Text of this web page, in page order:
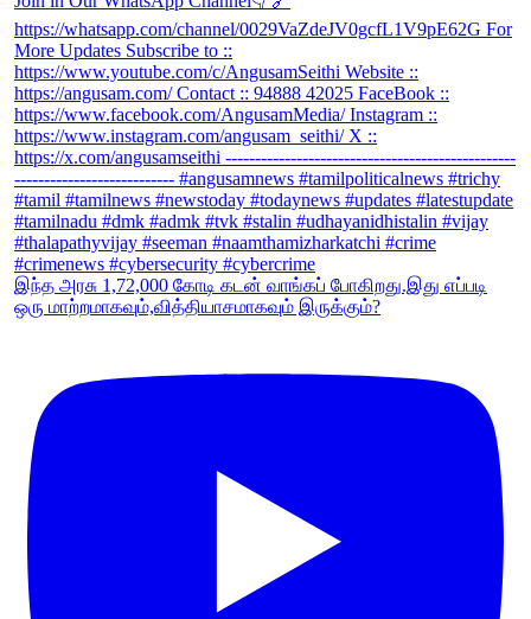
இந்த அரசு 1,72,000 கோடி கடன் வாங்கப் போகிறது.இது எப்படி
ஒரு மாற்றமாகவும்,வித்தியாசமாகவும் இருக்கும்?